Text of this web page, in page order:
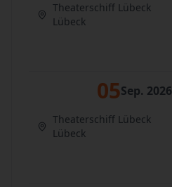
Theaterschiff Lübeck
Lübeck
05Sep. 2026
Theaterschiff Lübeck
Lübeck